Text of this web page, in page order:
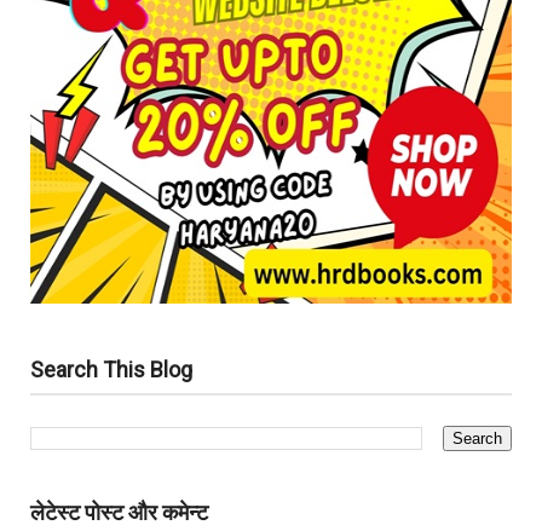
Search This Blog
लेटेस्ट पोस्ट और कमेन्ट